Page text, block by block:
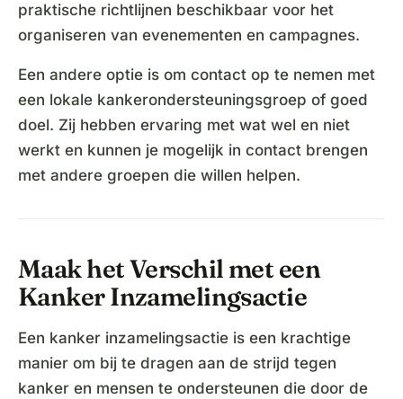
praktische richtlijnen beschikbaar voor het
organiseren van evenementen en campagnes.
Een andere optie is om contact op te nemen met
een lokale kankerondersteuningsgroep of goed
doel. Zij hebben ervaring met wat wel en niet
werkt en kunnen je mogelijk in contact brengen
met andere groepen die willen helpen.
Maak het Verschil met een
Kanker Inzamelingsactie
Een kanker inzamelingsactie is een krachtige
manier om bij te dragen aan de strijd tegen
kanker en mensen te ondersteunen die door de